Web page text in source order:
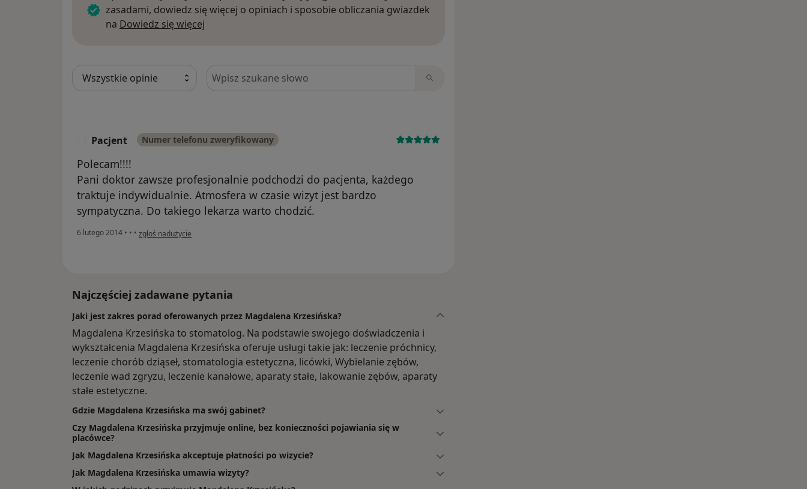
zasadami, dowiedz się więcej o opiniach i sposobie obliczania gwiazdek
na Dowiedz się więcej
Szukaj w opiniach
Pacjent Numer telefonu zweryfikowany
Polecam!!!!
Pani doktor zawsze profesjonalnie podchodzi do pacjenta, każdego
traktuje indywidualnie. Atmosfera w czasie wizyt jest bardzo
sympatyczna. Do takiego lekarza warto chodzić.
6 lutego 2014 • • • w opinii użytkownika Pacjent
zgłoś nadużycie
Najczęściej zadawane pytania
Jaki jest zakres porad oferowanych przez Magdalena Krzesińska?
Magdalena Krzesińska to stomatolog. Na podstawie swojego doświadczenia i
wykształcenia Magdalena Krzesińska oferuje usługi takie jak: leczenie próchnicy,
leczenie chorób dziąseł, stomatologia estetyczna, licówki, Wybielanie zębów,
leczenie wad zgryzu, leczenie kanałowe, aparaty stałe, lakowanie zębów, aparaty
stałe estetyczne.
Gdzie Magdalena Krzesińska ma swój gabinet?
Czy Magdalena Krzesińska przyjmuje online, bez konieczności pojawiania się w
placówce?
Jak Magdalena Krzesińska akceptuje płatności po wizycie?
Jak Magdalena Krzesińska umawia wizyty?